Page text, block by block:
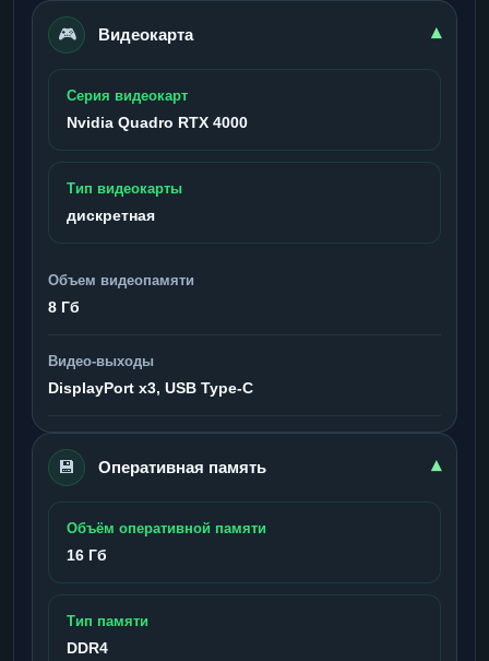
🎮 Видеокарта ▾
Серия видеокарт
Nvidia Quadro RTX 4000
Тип видеокарты
дискретная
Объем видеопамяти
8 Гб
Видео-выходы
DisplayPort x3, USB Type-C
💾 Оперативная память ▾
Объём оперативной памяти
16 Гб
Тип памяти
DDR4